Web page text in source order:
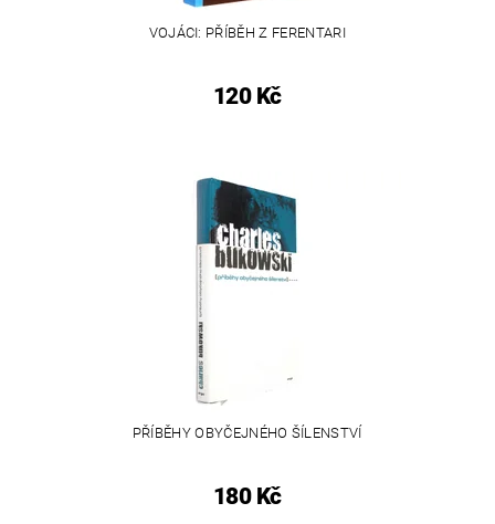
VOJÁCI: PŘÍBĚH Z FERENTARI
120 Kč
PŘÍBĚHY OBYČEJNÉHO ŠÍLENSTVÍ
180 Kč